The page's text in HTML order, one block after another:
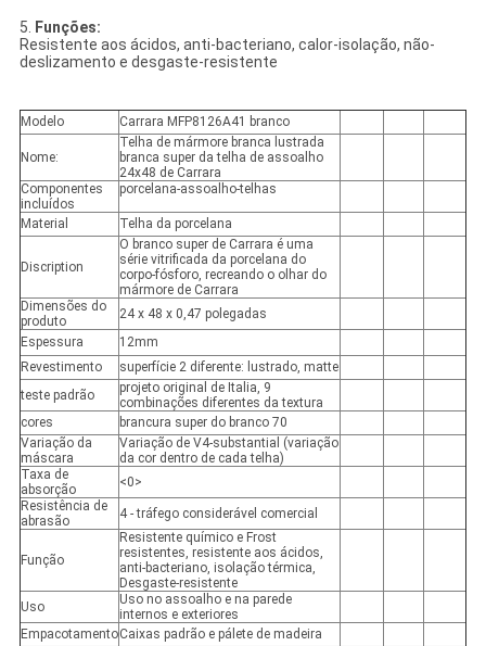
5. Funções:
Resistente aos ácidos, anti-bacteriano, calor-isolação, não-
deslizamento e desgaste-resistente
Modelo Carrara MFP8126A41 branco
Nome:
Telha de mármore branca lustrada
branca super da telha de assoalho
24x48 de Carrara
Componentes
incluídos
porcelana-assoalho-telhas
Material Telha da porcelana
Discription
O branco super de Carrara é uma
série vitrificada da porcelana do
corpo-fósforo, recreando o olhar do
mármore de Carrara
Dimensões do
produto
24 x 48 x 0,47 polegadas
Espessura
12mm
Revestimento
superfície 2 diferente: lustrado, matte
teste padrão
projeto original de Italia, 9
combinações diferentes da textura
cores
brancura super do branco 70
Variação da
máscara
Variação de V4-substantial (variação
da cor dentro de cada telha)
Taxa de
absorção
<0>
Resistência de
abrasão
4 - tráfego considerável comercial
Função
Resistente químico e Frost
resistentes, resistente aos ácidos,
anti-bacteriano, isolação térmica,
Desgaste-resistente
Uso
Uso no assoalho e na parede
internos e exteriores
EmpacotamentoCaixas padrão e pálete de madeira